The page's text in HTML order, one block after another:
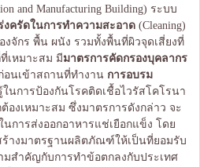
and Manufacturing Building) ระบบ
งครัดในการทำความสะอาด (Cleaning)
งจักร พื้น ผนัง รวมทั้งพื้นที่ผิวจุดเสี่ยงที่
เหมาะสม มีมาตรการคัดกรองบุคลากร
อนเข้าสถานที่ทำงาน การอบรม
นการป้องกันโรคติดเชื้อไวรัสโคโรนา
องเหมาะสม ซึ่งมาตรการดังกล่าว จะ
การส่งออกอาหารแช่เยือกแข็ง โดย
างมาตรฐานผลิตภัณฑ์ให้เป็นที่ยอมรับ
สำคัญกับการทำข้อตกลงกับประเทศ